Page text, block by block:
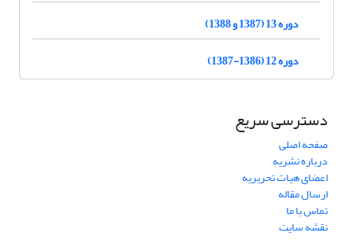
دوره 13 (1387 و 1388)
دوره 12 (1386-1387)
دسترسی سریع
صفحه اصلی
درباره نشریه
اعضای هیات تحریریه
ارسال مقاله
تماس با ما
نقشه سایت